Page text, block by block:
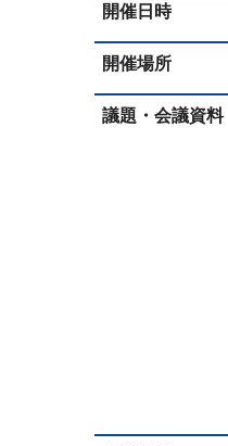
開催日時
開催場所
議題・会議資料